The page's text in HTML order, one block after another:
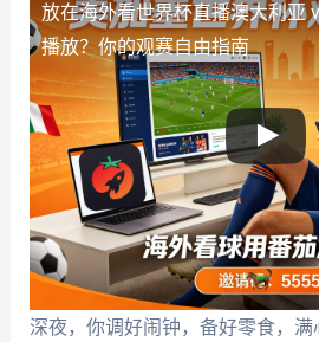
放在海外看世界杯直播澳大利亚
播放？你的观赛自由指南
深夜，你调好闹钟，备好零食，